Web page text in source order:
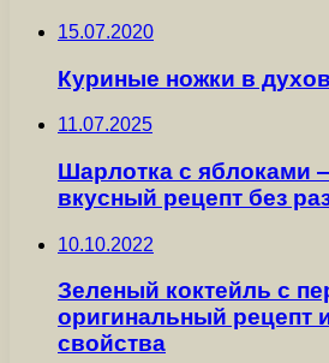
15.07.2020
Куриные ножки в
11.07.2025
Шарлотка с яблоками
вкусный рецепт без
10.10.2022
Зеленый коктейль с
оригинальный рецепт
свойства